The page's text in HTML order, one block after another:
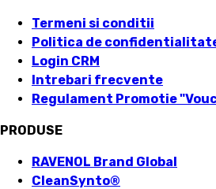
Termeni si conditii
Politica de
Login CRM
Intrebari frecvente
Regulament Promotie
PRODUSE
RAVENOL Brand Global
CleanSynto®